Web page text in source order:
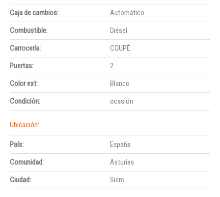
Caja de cambios:
Automático
Combustible:
Diésel
Carrocería:
COUPÉ
Puertas:
2
Color ext:
Blanco
Condición:
ocasión
Ubicación:
País:
España
Comunidad:
Asturias
Ciudad:
Siero